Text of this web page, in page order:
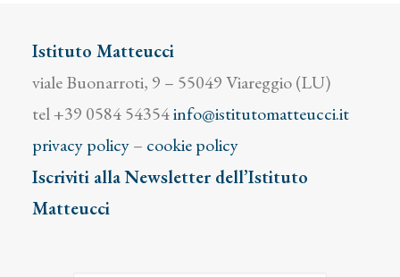
Istituto Matteucci
viale Buonarroti, 9 – 55049 Viareggio (LU)
tel +39 0584 54354info@istitutomatteucci.it
privacy policy– cookie policy
Iscriviti alla Newsletter dell’Istituto
Matteucci